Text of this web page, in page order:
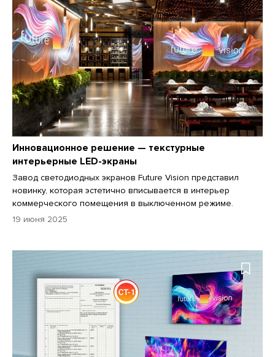
Инновационное решение — текстурные
интерьерные LED-экраны
Завод светодиодных экранов Future Vision представил
новинку, которая эстетично вписывается в интерьер
коммерческого помещения в выключенном режиме.
19 июня 2025